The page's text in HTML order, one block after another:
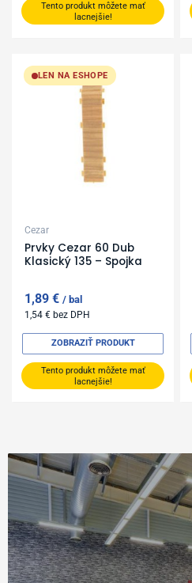
Tento produkt môžete mať
lacnejšie!
LEN NA ESHOPE
Cezar
Prvky Cezar 60 Dub
Klasický 135 – Spojka
1,89€ bal
1,54€ bez DPH
Tento produkt môžete mať
lacnejšie!
ZOBRAZIŤ PRODUKT